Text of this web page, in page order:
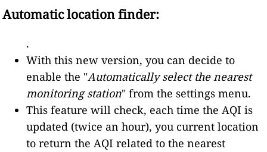
Automatic location finder:
.
With this new version, you can decide to
enable the "Automatically select the nearest
monitoring station" from the settings menu.
This feature will check, each time the AQI is
updated (twice an hour), you current location
to return the AQI related to the nearest